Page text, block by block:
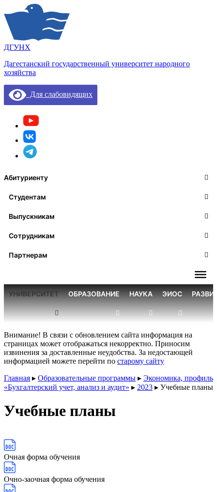
ДГУНХ
Дагестанский государственный университет народного
хозяйства
Для слабовидящих
Абитуриенту
Студентам
Выпускникам
Сотрудникам
Партнерам
УНИВЕРСИТЕТ ОБРАЗОВАНИЕ НАУКА ЭИОС
Внимание! В связи с обновлением сайта информация на
страницах может отображаться некорректно. Приносим
извинения за доставленные неудобства. За недостающей
информацией можете перейти по старому сайту
Главная ▸ Образовательные программы ▸ Экономика, профиль
«Бухгалтерский учет, анализ и аудит» ▸ 2023 ▸ Учебные планы
Учебные планы
Очная форма обучения
Очно-заочная форма обучения